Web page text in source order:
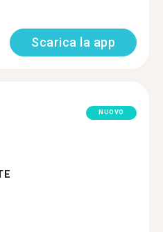
Scarica la app
NUOVO